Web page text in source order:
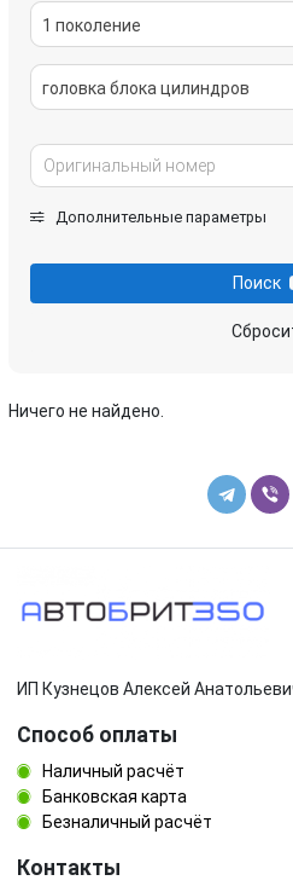
1 поколение
головка блока цилиндров
Дополнительные параметры
Поиск
Ничего не найдено.
ИП Кузнецов Алексей
Способ оплаты
Наличный расчёт
Банковская карта
Безналичный расчёт
Контакты